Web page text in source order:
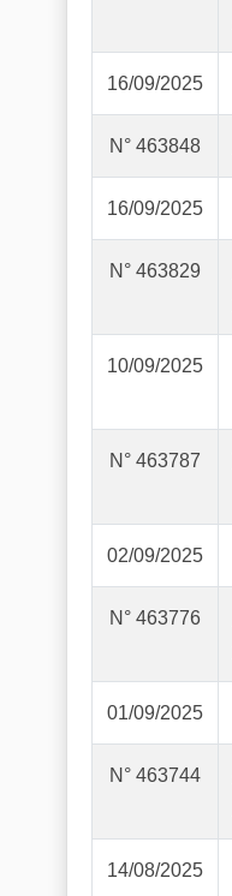
16/09/2025
N° 463848
16/09/2025
N° 463829
10/09/2025
N° 463787
02/09/2025
N° 463776
01/09/2025
N° 463744
14/08/2025